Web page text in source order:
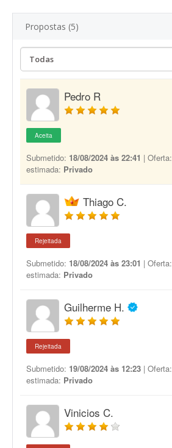
Propostas (5)
Pedro R
Aceita
Submetido: 18/08/2024 às 22:41 | Oferta:
estimada: Privado
Thiago C.
Rejeitada
Submetido: 18/08/2024 às 23:01 | Oferta:
estimada: Privado
Guilherme H.
Rejeitada
Submetido: 19/08/2024 às 12:23 | Oferta:
estimada: Privado
Vinicios C.